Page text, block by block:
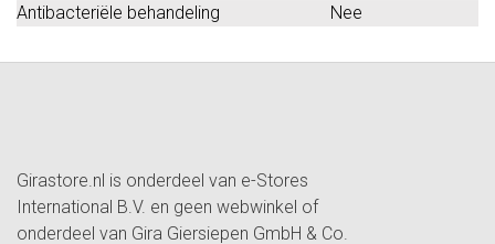
Antibacteriële behandeling
Nee
Girastore.nl is onderdeel van e-Stores
International B.V. en geen webwinkel of
onderdeel van Gira Giersiepen GmbH & Co.